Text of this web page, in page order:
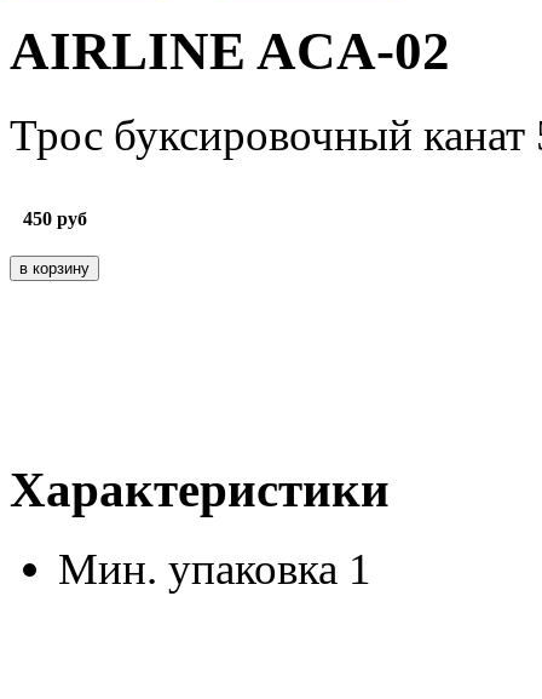
AIRLINE ACA-02
Трос буксировочный канат
450 руб
Характеристики
Мин. упаковка 1